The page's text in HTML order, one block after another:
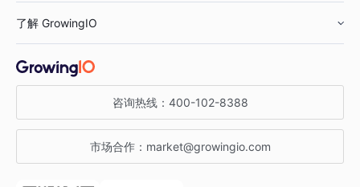
汽车行业
金融行业
智能运营
获客分析
增长公开课
增长博客
了解 GrowingIO
关于 GrowingIO
增长大会
咨询热线： 400-102-8388
市场合作： market@growingio.com